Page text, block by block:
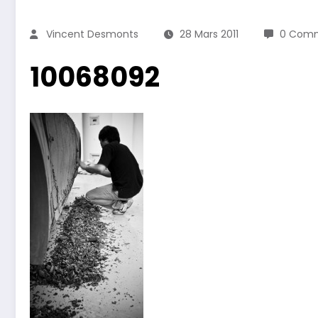
Vincent Desmonts 28 Mars 2011 0
10068092